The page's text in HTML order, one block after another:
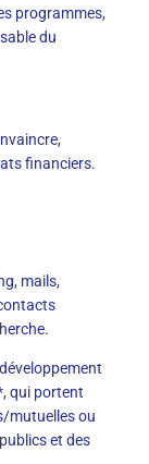
programmes,
du
financiers.
mails,
qui portent
mutuelles ou
et des